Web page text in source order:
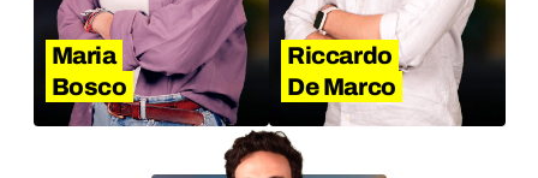
Maria
Bosco
Riccardo
De Marco